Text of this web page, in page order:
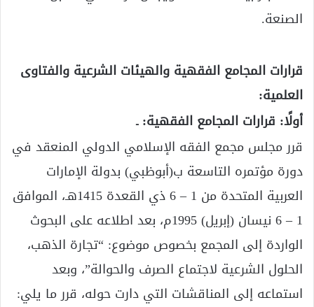
الصنعة.
قرارات المجامع الفقهية والهيئات الشرعية والفتاوى
العلمية:
أولًا: قرارات المجامع الفقهية: ـ
قرر مجلس مجمع الفقه الإسلامي الدولي المنعقد في
دورة مؤتمره التاسعة ب(أبوظبي) بدولة الإمارات
العربية المتحدة من 1 – 6 ذي القعدة 1415هـ، الموافق
1 – 6 نيسان (إبريل) 1995م، بعد اطلاعه على البحوث
الواردة إلى المجمع بخصوص موضوع: “تجارة الذهب،
الحلول الشرعية لاجتماع الصرف والحوالة”، وبعد
استماعه إلى المناقشات التي دارت حوله، قرر ما يلي: